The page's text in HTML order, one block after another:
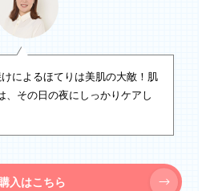
によるほてりは美肌の大敵！肌
、その日の夜にしっかりケアし
入はこちら